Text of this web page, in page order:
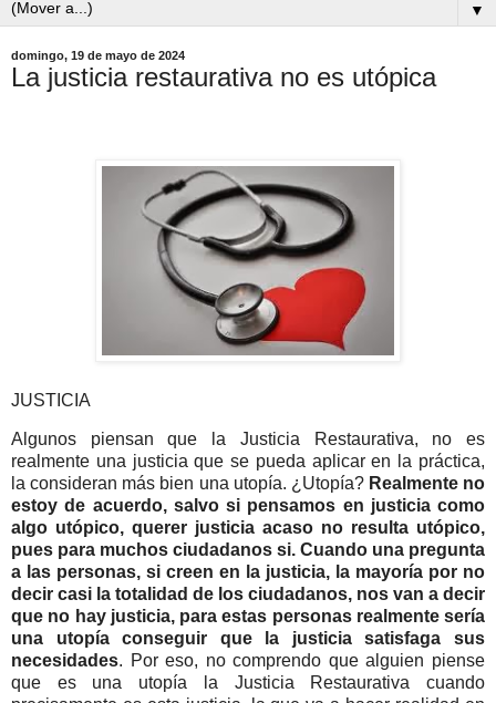
▼
domingo, 19 de mayo de 2024
La justicia restaurativa no es utópica
JUSTICIA
Algunos piensan que la Justicia Restaurativa, no es
realmente una justicia que se pueda aplicar en la práctica,
la consideran más bien una utopía. ¿Utopía? Realmente no
estoy de acuerdo, salvo si pensamos en justicia como
algo utópico, querer justicia acaso no resulta utópico,
pues para muchos ciudadanos si. Cuando una pregunta
a las personas, si creen en la justicia, la mayoría por no
decir casi la totalidad de los ciudadanos, nos van a decir
que no hay justicia, para estas personas realmente sería
una utopía conseguir que la justicia satisfaga sus
necesidades. Por eso, no comprendo que alguien piense
que es una utopía la Justicia Restaurativa cuando